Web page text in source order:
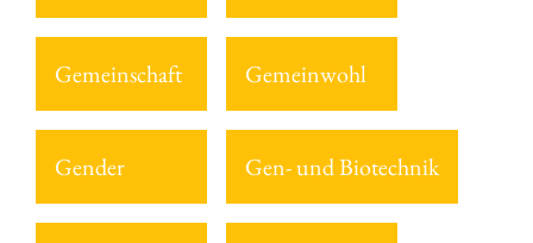
Gemeinschaft Gemeinwohl
Gender Gen- und Biotechnik